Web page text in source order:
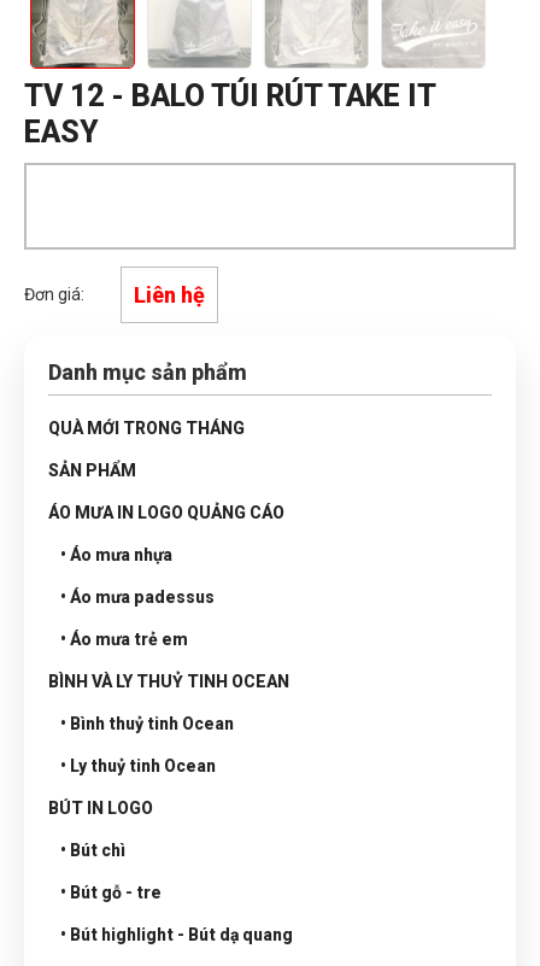
TV 12 - BALO TÚI RÚT TAKE IT
EASY
Đơn giá: Liên hệ
Danh mục sản phẩm
QUÀ MỚI TRONG THÁNG
SẢN PHẨM
ÁO MƯA IN LOGO QUẢNG CÁO
• Áo mưa nhựa
• Áo mưa padessus
• Áo mưa trẻ em
BÌNH VÀ LY THUỶ TINH OCEAN
• Bình thuỷ tinh Ocean
• Ly thuỷ tinh Ocean
BÚT IN LOGO
• Bút chì
• Bút gỗ - tre
• Bút highlight - Bút dạ quang